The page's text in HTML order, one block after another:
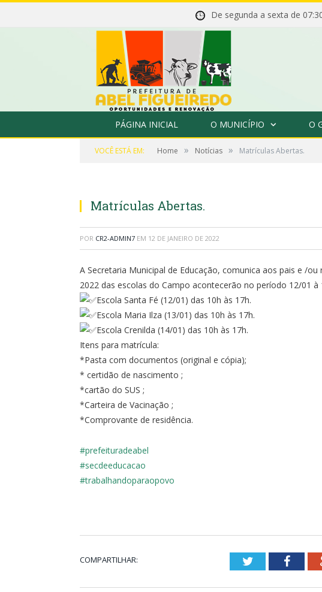
De segunda a sexta de
PÁGINA INICIAL O MUNICÍPIO O
VOCÊ ESTÁ EM: Home » Notícias » Matrículas Abertas.
Matrículas Abertas.
POR CR2-ADMIN7 EM 12 DE JANEIRO DE 2022
A Secretaria Municipal de Educação, comunica aos pais e /
2022 das escolas do Campo acontecerão no período 12/01 à
Escola Santa Fé (12/01) das 10h às 17h.
Escola Maria Ilza (13/01) das 10h às 17h.
Escola Crenilda (14/01) das 10h às 17h.
Itens para matrícula:
*Pasta com documentos (original e cópia);
* certidão de nascimento ;
*cartão do SUS ;
*Carteira de Vacinação ;
*Comprovante de residência.
#prefeituradeabel
#secdeeducacao
#trabalhandoparaopovo
COMPARTILHAR: Twitter